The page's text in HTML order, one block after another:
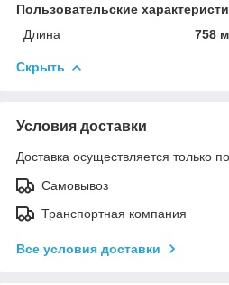
Пользовательские
Длина
758
Скрыть
Условия доставки
Доставка осуществляется только
Самовывоз
Транспортная компания
Все условия доставки